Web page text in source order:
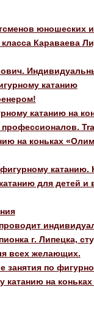
юношеских
Караваева
катанию
катанию на
на коньках
для детей и
г. Липецка,
всех желающих.
занятия по
катанию на